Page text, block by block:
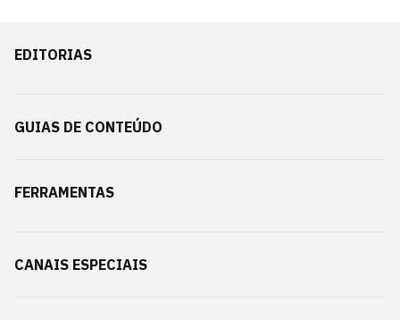
EDITORIAS
GUIAS DE CONTEÚDO
FERRAMENTAS
CANAIS ESPECIAIS